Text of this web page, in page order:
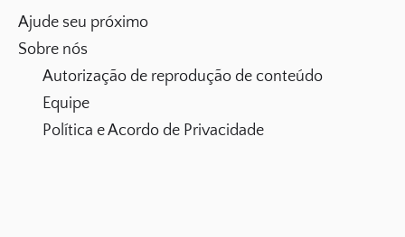
Ajude seu próximo
Sobre nós
Autorização de reprodução de conteúdo
Equipe
Política e Acordo de Privacidade